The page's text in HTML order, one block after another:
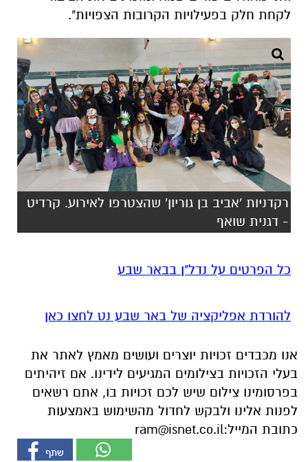
לקחת חלק בפעילויות הקרובות הצפויות".
רקדניות 'אביב בן גוריון' שהצטרפו לאירוע. קרדיט
- דגנית שואף
כל הפרטים על נדל"ן בבאר שבע
להורדת אפליקציה של באר שבע נט לחצו כאן
אנו מכבדים זכויות יוצרים ועושים מאמץ לאתר את
בעלי הזכויות בצילומים המגיעים לידינו. אם זיהיתים
בפרסומינו צילום שיש לכם זכויות בו, אתם רשאים
לפנות אלינו ולבקש לחדול מהשימוש באמצעות
כתובת המייל:ram@isnet.co.il